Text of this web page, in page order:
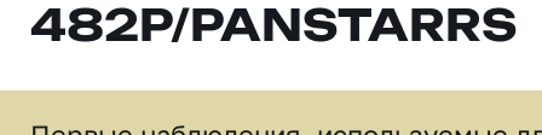
482P/PANSTARRS